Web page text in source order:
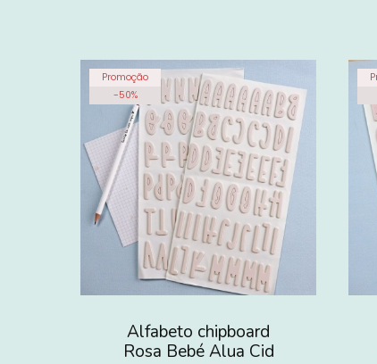
Promoção
-50%
Alfabeto chipboard
Rosa Bebé Alua Cid